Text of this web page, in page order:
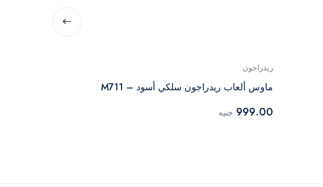
ريدراجون
ماوس ألعاب ريدراجون سلكي أسود – M711
999.00 جنيه